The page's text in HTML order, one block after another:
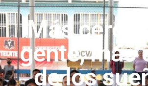
Más cerca
gente, más
de los